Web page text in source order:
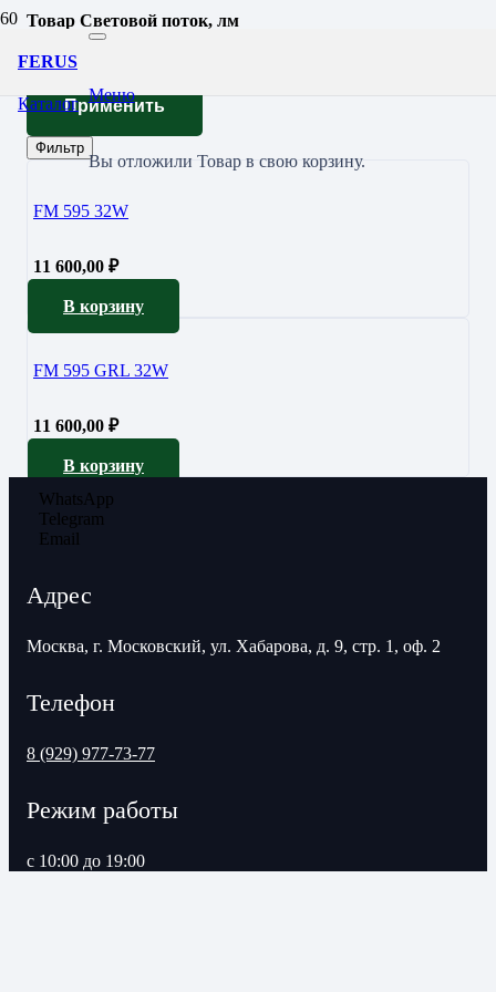
FERUS
Меню
Вы отложили Товарв свою корзину.
Каталог
Товар Световой поток, лм
Применить
Фильтр
FM 595 32W
11 600,00 ₽
В корзину
FM 595 GRL 32W
11 600,00 ₽
В корзину
WhatsApp
Telegram
Email
Адрес
Москва, г. Московский, ул. Хабарова, д. 9, стр. 1, оф. 2
Телефон
8 (929) 977-73-77
Режим работы
с 10:00 до 19:00